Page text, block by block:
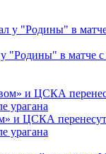
"Родины" в матче с
и ЦСКА перенесут
урагана